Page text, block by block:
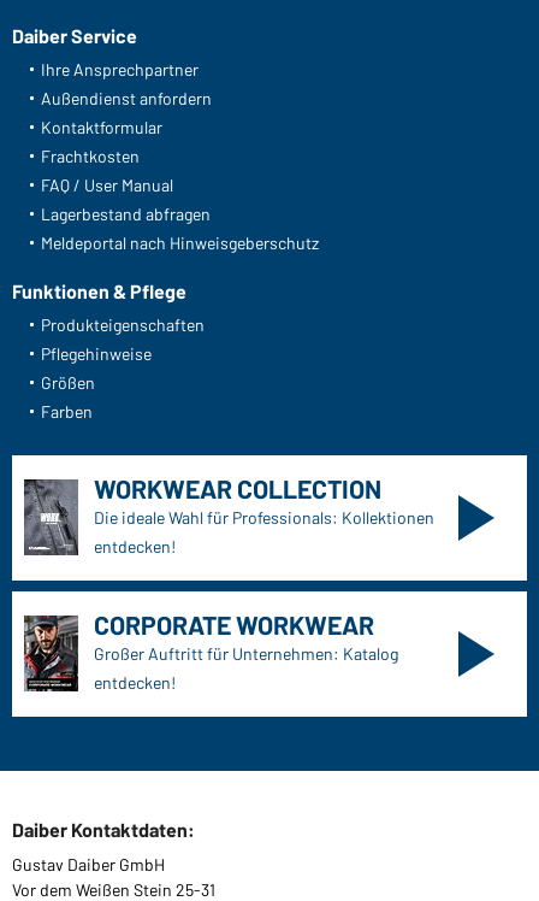
Daiber Service
Ihre Ansprechpartner
Außendienst anfordern
Kontaktformular
Frachtkosten
FAQ / User Manual
Lagerbestand abfragen
Meldeportal nach Hinweisgeberschutz
Funktionen & Pflege
Produkteigenschaften
Pflegehinweise
Größen
Farben
WORKWEAR COLLECTION
Die ideale Wahl für Professionals: Kollektionen
entdecken!
CORPORATE WORKWEAR
Großer Auftritt für Unternehmen: Katalog
entdecken!
Daiber Kontaktdaten:
Gustav Daiber GmbH
Vor dem Weißen Stein 25-31